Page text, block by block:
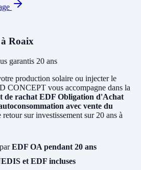
Roaix
garantis 20 ans
production solaire ou injecter le
CONCEPT vous accompagne dans la
de rachat EDF Obligation d'Achat
avec vente du
sur investissement sur 20 ans à
EDF OA pendant 20 ans
et EDF incluses